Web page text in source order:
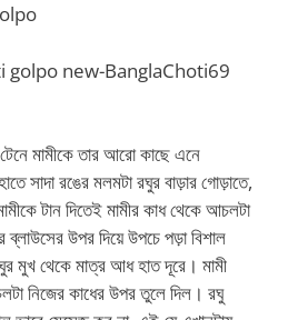
new-BanglaChoti69
মামীকে তার আরো কাছে এনে
সাদা রঙের মলমটা রঘুর বাড়ার গোড়াতে,
টান দিতেই মামীর কাধ থেকে আচলটা
উপর দিয়ে উপচে পড়া বিশাল
মুখ থেকে মাত্র আধ হাত দূরে। মামী
নিজের কাধের উপর তুলে দিল। রঘু